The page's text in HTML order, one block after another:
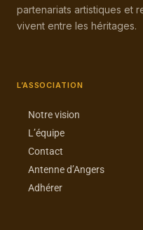
partenariats artistiques et
vivent entre les héritages.
L’ASSOCIATION
Notre vision
L’équipe
Contact
Antenne d’Angers
Adhérer